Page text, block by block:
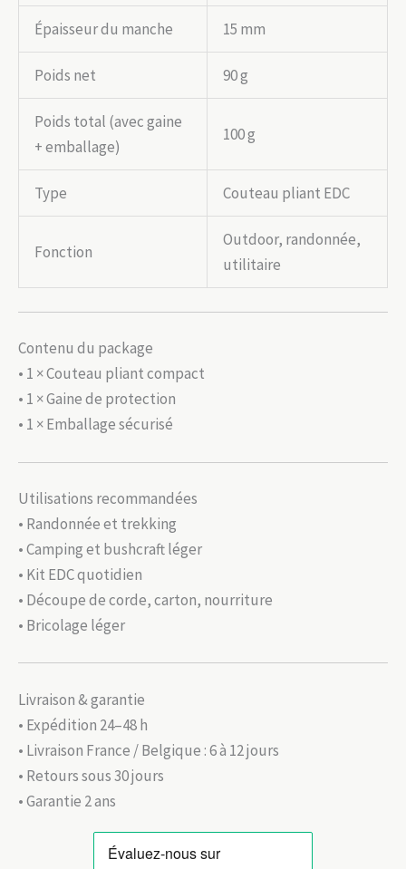
Épaisseur du manche 15 mm
Poids net 90 g
Poids total (avec gaine
+ emballage)
100 g
Type Couteau pliant EDC
Fonction
Outdoor, randonnée,
utilitaire
Contenu du package
• 1 × Couteau pliant compact
• 1 × Gaine de protection
• 1 × Emballage sécurisé
Utilisations recommandées
• Randonnée et trekking
• Camping et bushcraft léger
• Kit EDC quotidien
• Découpe de corde, carton, nourriture
• Bricolage léger
Livraison & garantie
• Expédition 24–48 h
• Livraison France / Belgique : 6 à 12 jours
• Retours sous 30 jours
• Garantie 2 ans